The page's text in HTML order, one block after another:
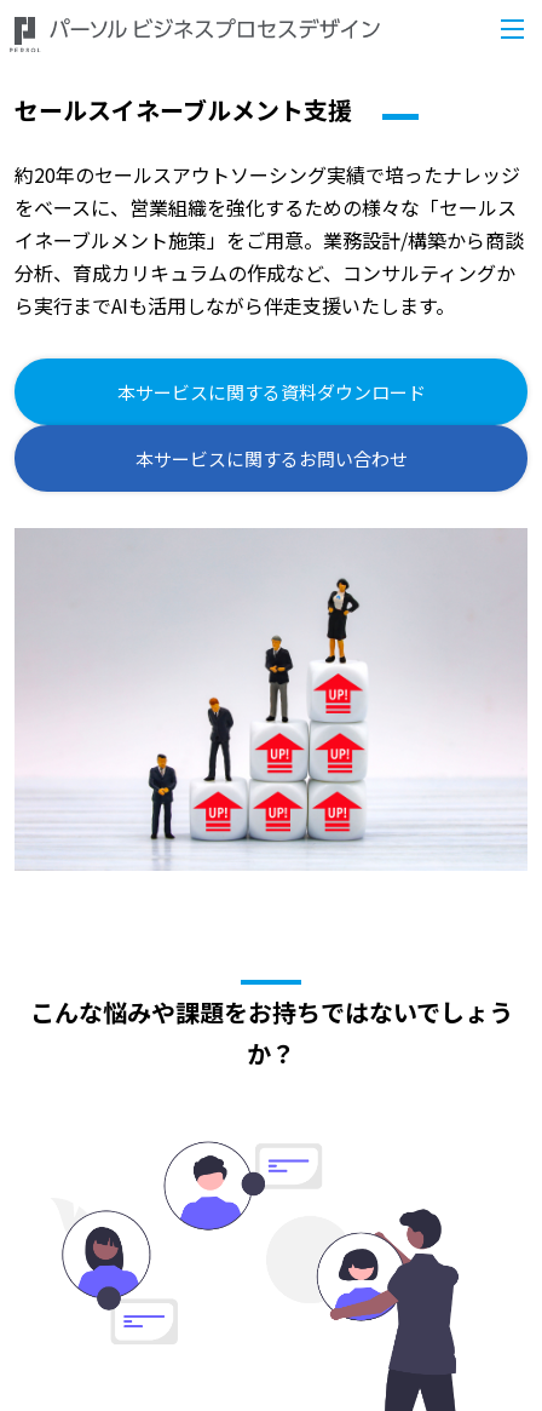
セールスイネーブルメント支援
約20年のセールスアウトソーシング実績で培ったナレッジ
をベースに、営業組織を強化するための様々な「セールス
イネーブルメント施策」をご用意。業務設計/構築から商談
分析、育成カリキュラムの作成など、コンサルティングか
ら実行までAIも活用しながら伴走支援いたします。
本サービスに関する資料ダウンロード
本サービスに関するお問い合わせ
こんな悩みや課題をお持ちではないでしょう
か？